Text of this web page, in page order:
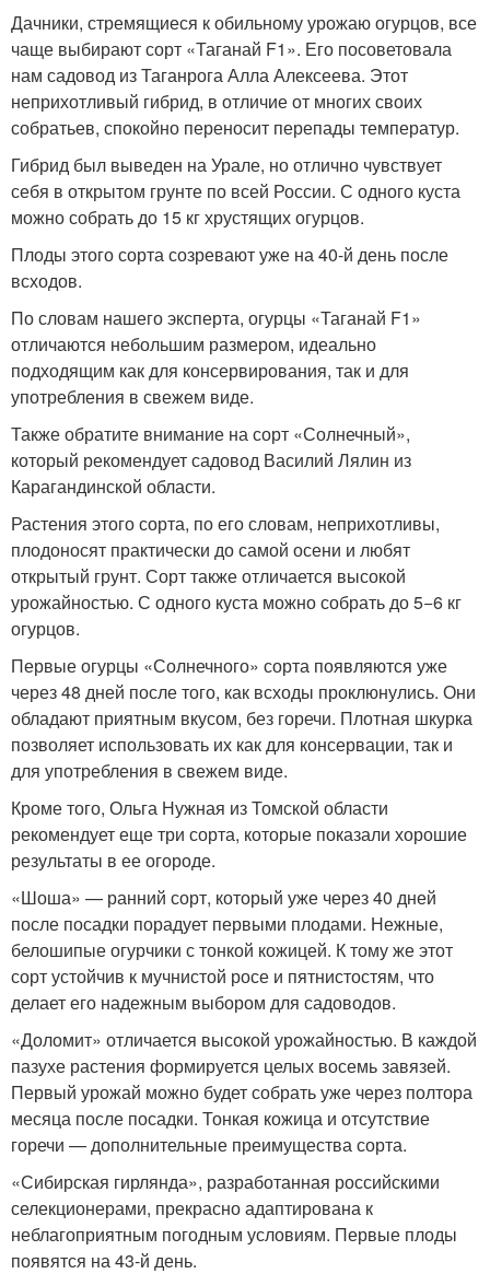
Дачники, стремящиеся к обильному урожаю огурцов, все
чаще выбирают сорт «Таганай F1». Его посоветовала
нам садовод из Таганрога Алла Алексеева. Этот
неприхотливый гибрид, в отличие от многих своих
собратьев, спокойно переносит перепады температур.
Гибрид был выведен на Урале, но отлично чувствует
себя в открытом грунте по всей России. С одного куста
можно собрать до 15 кг хрустящих огурцов.
Плоды этого сорта созревают уже на 40-й день после
всходов.
По словам нашего эксперта, огурцы «Таганай F1»
отличаются небольшим размером, идеально
подходящим как для консервирования, так и для
употребления в свежем виде.
Также обратите внимание на сорт «Солнечный»,
который рекомендует садовод Василий Лялин из
Карагандинской области.
Растения этого сорта, по его словам, неприхотливы,
плодоносят практически до самой осени и любят
открытый грунт. Сорт также отличается высокой
урожайностью. С одного куста можно собрать до 5−6 кг
огурцов.
Первые огурцы «Солнечного» сорта появляются уже
через 48 дней после того, как всходы проклюнулись. Они
обладают приятным вкусом, без горечи. Плотная шкурка
позволяет использовать их как для консервации, так и
для употребления в свежем виде.
Кроме того, Ольга Нужная из Томской области
рекомендует еще три сорта, которые показали хорошие
результаты в ее огороде.
«Шоша» — ранний сорт, который уже через 40 дней
после посадки порадует первыми плодами. Нежные,
белошипые огурчики с тонкой кожицей. К тому же этот
сорт устойчив к мучнистой росе и пятнистостям, что
делает его надежным выбором для садоводов.
«Доломит» отличается высокой урожайностью. В каждой
пазухе растения формируется целых восемь завязей.
Первый урожай можно будет собрать уже через полтора
месяца после посадки. Тонкая кожица и отсутствие
горечи — дополнительные преимущества сорта.
«Сибирская гирлянда», разработанная российскими
селекционерами, прекрасно адаптирована к
неблагоприятным погодным условиям. Первые плоды
появятся на 43-й день.